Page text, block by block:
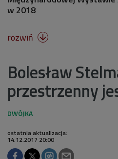
w 2018
rozwiń 
Bolesław
przestrzenny
ostatnia aktualizacja:
14.12.2017 20:00